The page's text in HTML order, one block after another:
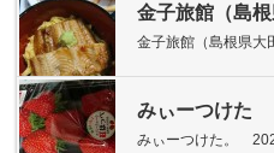
金子旅館（島根
金子旅館（島根県
みぃーつけた
みぃーつけた。